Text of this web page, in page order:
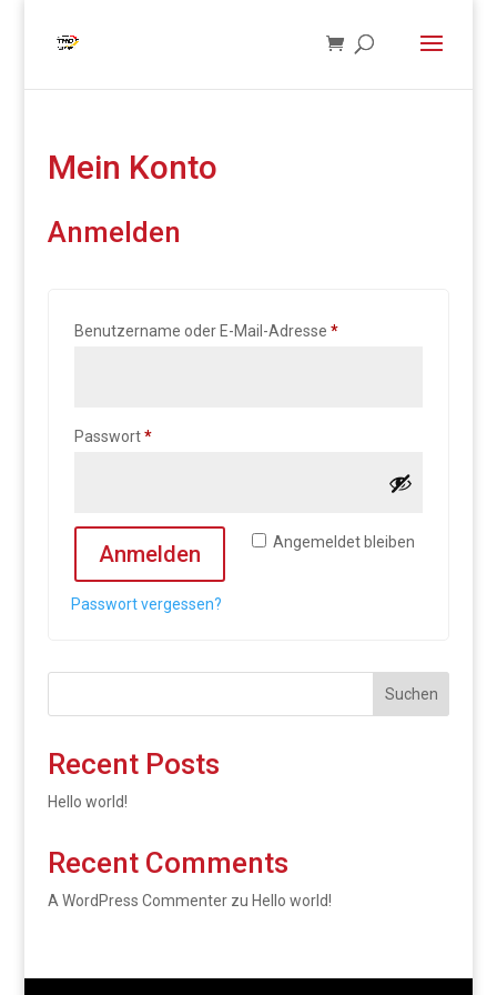
Mein Konto
Anmelden
Benutzername oder E-Mail-Adresse *Erforderlich
Passwort*Erforderlich
Angemeldet bleiben
Anmelden
Passwort vergessen?
Suchen
Recent Posts
Hello world!
Recent Comments
A WordPress Commenterzu Hello world!